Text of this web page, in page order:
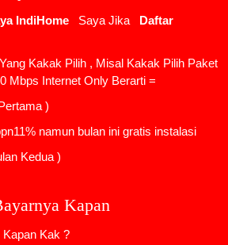
IndiHome Saya Jika
Daftar
Kakak Pilih , Misal Kakak Pilih Paket
Mbps Internet Only Berarti =
)
namun bulan ini gratis instalasi
Kedua )
Kapan
Kak ?